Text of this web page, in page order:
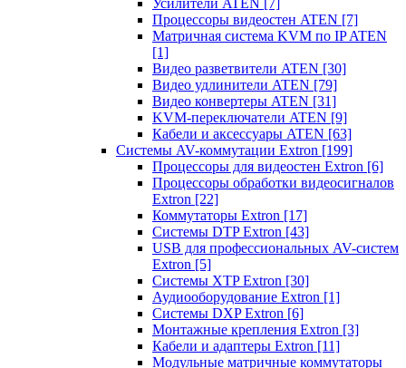
Усилители ATEN [7]
Процессоры видеостен ATEN [7]
Матричная система KVM по IP ATEN
[1]
Видео разветвители ATEN [30]
Видео удлинители ATEN [79]
Видео конвертеры ATEN [31]
KVM-переключатели ATEN [9]
Кабели и аксессуары ATEN [63]
Системы AV-коммутации Extron [199]
Процессоры для видеостен Extron [6]
Процессоры обработки видеосигналов
Extron [22]
Коммутаторы Extron [17]
Системы DTP Extron [43]
USB для профессиональных AV-систем
Extron [5]
Системы XTP Extron [30]
Аудиооборудование Extron [1]
Системы DXP Extron [6]
Монтажные крепления Extron [3]
Кабели и адаптеры Extron [11]
Модульные матричные коммутаторы